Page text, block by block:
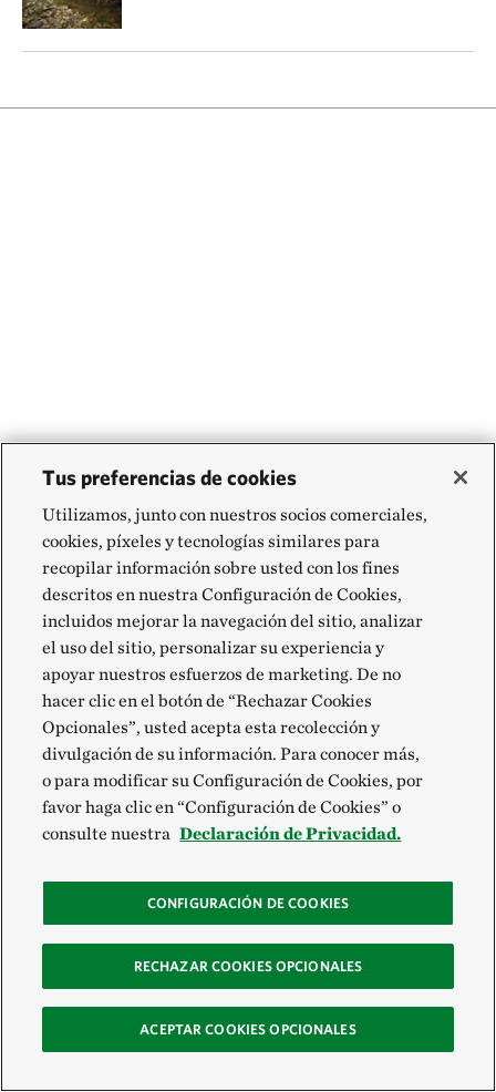
Tus preferencias de cookies
Utilizamos, junto con nuestros socios comerciales,
cookies, píxeles y tecnologías similares para
recopilar información sobre usted con los fines
descritos en nuestra Configuración de Cookies,
incluidos mejorar la navegación del sitio, analizar
el uso del sitio, personalizar su experiencia y
apoyar nuestros esfuerzos de marketing. De no
hacer clic en el botón de “Rechazar Cookies
Opcionales”, usted acepta esta recolección y
divulgación de su información. Para conocer más,
o para modificar su Configuración de Cookies, por
favor haga clic en “Configuración de Cookies” o
consulte nuestra Declaración de Privacidad.
CONFIGURACIÓN DE COOKIES
RECHAZAR COOKIES OPCIONALES
ACEPTAR COOKIES OPCIONALES